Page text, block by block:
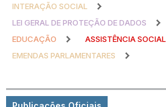
INTERAÇÃO SOCIAL
LEI GERAL DE PROTEÇÃO DE DADOS
EDUCAÇÃO
ASSISTÊNCIA SOCIAL
EMENDAS PARLAMENTARES